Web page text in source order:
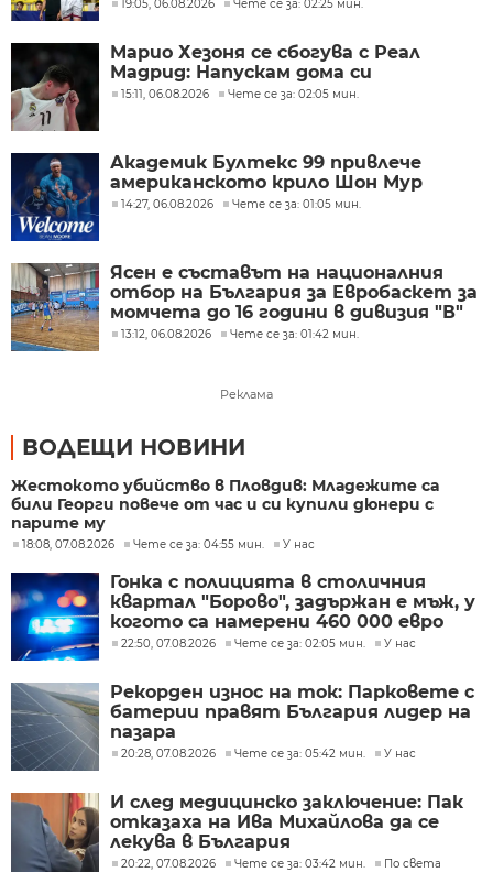
19:05, 06.08.2026 Чете се за: 02:25 мин.
Марио Хезоня се сбогува с Реал
Мадрид: Напускам дома си
15:11, 06.08.2026 Чете се за: 02:05 мин.
Академик Бултекс 99 привлече
американското крило Шон Мур
14:27, 06.08.2026 Чете се за: 01:05 мин.
Ясен е съставът на националния
отбор на България за Евробаскет за
момчета до 16 години в дивизия "В"
13:12, 06.08.2026 Чете се за: 01:42 мин.
Реклама
ВОДЕЩИ НОВИНИ
Жестокото убийство в Пловдив: Младежите са
били Георги повече от час и си купили дюнери с
парите му
18:08, 07.08.2026 Чете се за: 04:55 мин. У нас
Гонка с полицията в столичния
квартал "Борово", задържан е мъж, у
когото са намерени 460 000 евро
22:50, 07.08.2026 Чете се за: 02:05 мин. У нас
Рекорден износ на ток: Парковете с
батерии правят България лидер на
пазара
20:28, 07.08.2026 Чете се за: 05:42 мин. У нас
И след медицинско заключение: Пак
отказаха на Ива Михайлова да се
лекува в България
20:22, 07.08.2026 Чете се за: 03:42 мин. По света